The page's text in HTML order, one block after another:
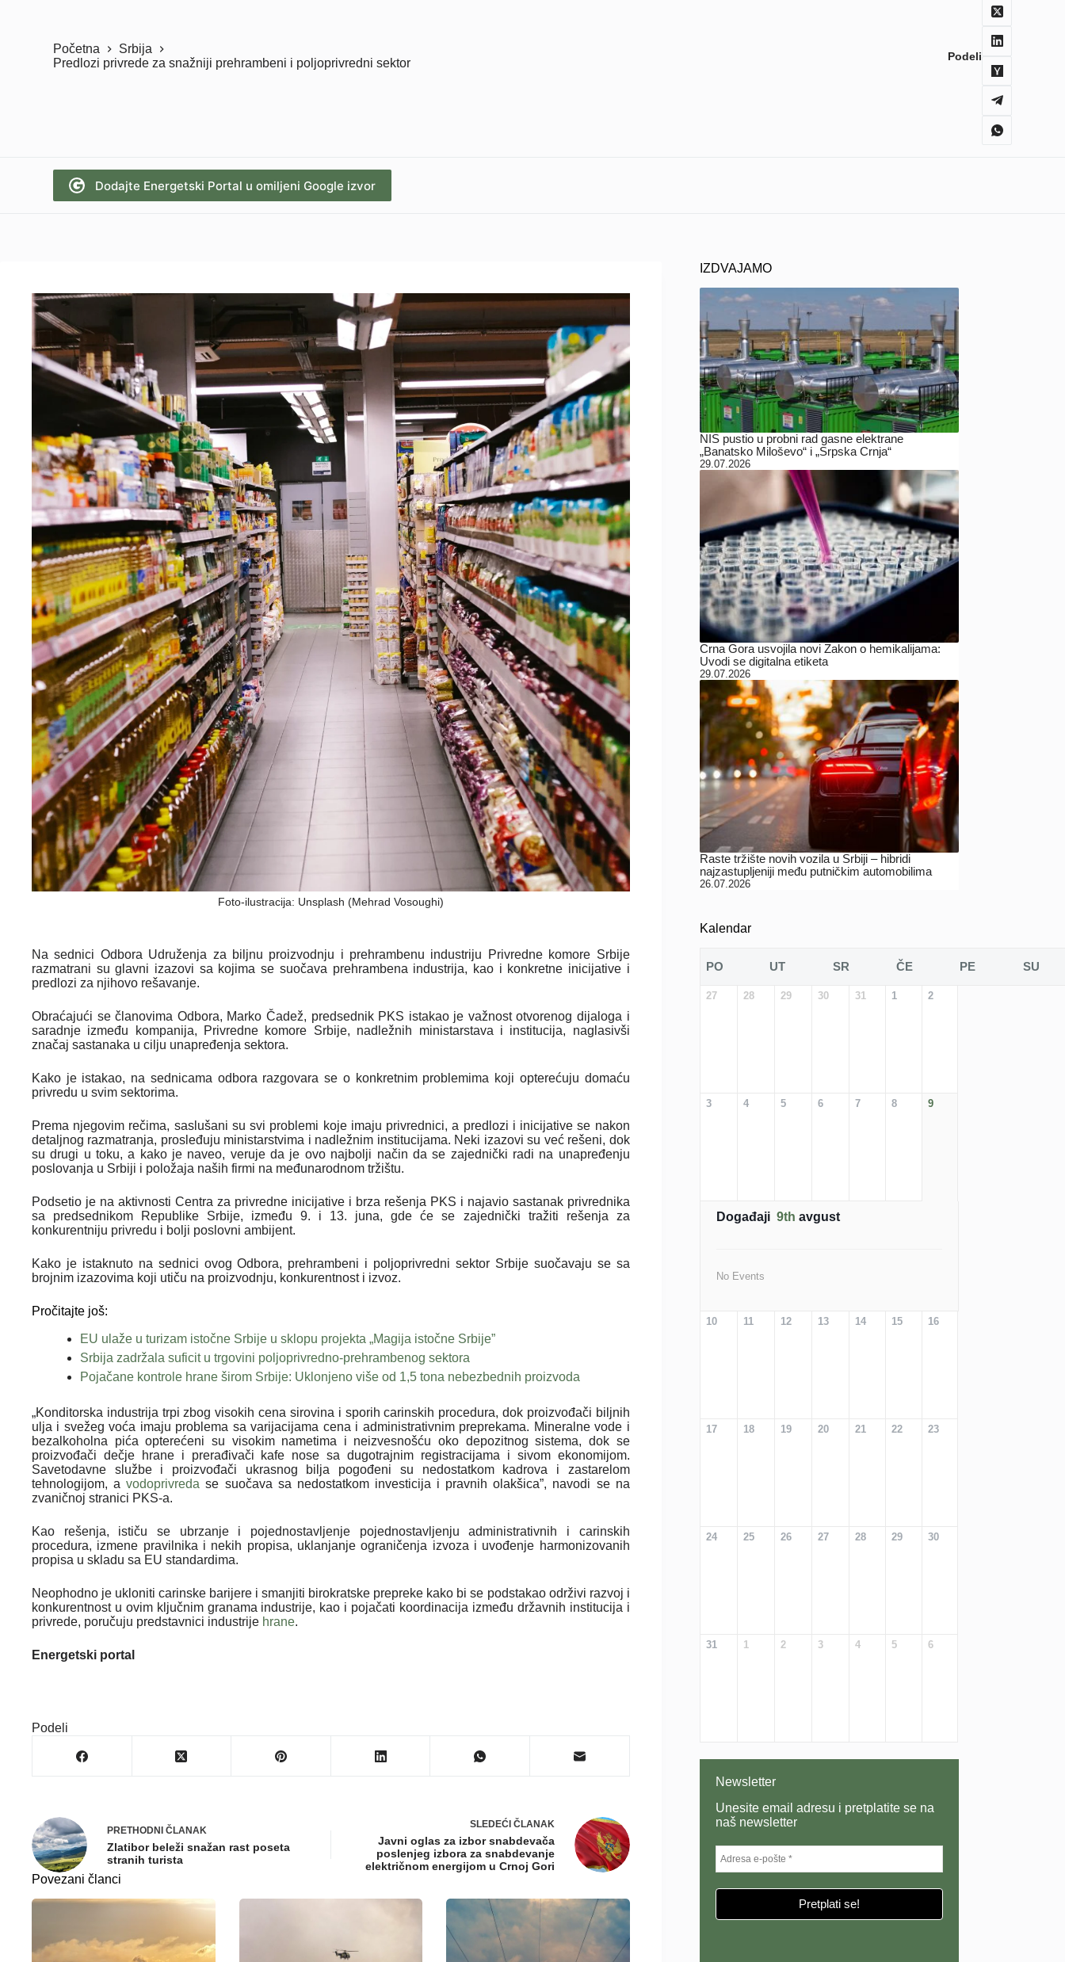
Početna
Srbija
Predlozi privrede za snažniji prehrambeni i poljoprivredni sektor
Podeli
Dodajte Energetski Portal u omiljeni Google izvor
Foto-ilustracija: Unsplash (Mehrad Vosoughi)
Na sednici Odbora Udruženja za biljnu proizvodnju i prehrambenu industriju Privredne komore Srbije
razmatrani su glavni izazovi sa kojima se suočava prehrambena industrija, kao i konkretne inicijative i
predlozi za njihovo rešavanje.
Obraćajući se članovima Odbora, Marko Čadež, predsednik PKS istakao je važnost otvorenog dijaloga i
saradnje između kompanija, Privredne komore Srbije, nadležnih ministarstava i institucija, naglasivši
značaj sastanaka u cilju unapređenja sektora.
Kako je istakao, na sednicama odbora razgovara se o konkretnim problemima koji opterećuju domaću
privredu u svim sektorima.
Prema njegovim rečima, saslušani su svi problemi koje imaju privrednici, a predlozi i inicijative se nakon
detaljnog razmatranja, prosleđuju ministarstvima i nadležnim institucijama. Neki izazovi su već rešeni, dok
su drugi u toku, a kako je naveo, veruje da je ovo najbolji način da se zajednički radi na unapređenju
poslovanja u Srbiji i položaja naših firmi na međunarodnom tržištu.
Podsetio je na aktivnosti Centra za privredne inicijative i brza rešenja PKS i najavio sastanak privrednika
sa predsednikom Republike Srbije, između 9. i 13. juna, gde će se zajednički tražiti rešenja za
konkurentniju privredu i bolji poslovni ambijent.
Kako je istaknuto na sednici ovog Odbora, prehrambeni i poljoprivredni sektor Srbije suočavaju se sa
brojnim izazovima koji utiču na proizvodnju, konkurentnost i izvoz.
Pročitajte još:
EU ulaže u turizam istočne Srbije u sklopu projekta „Magija istočne Srbije”
Srbija zadržala suficit u trgovini poljoprivredno-prehrambenog sektora
Pojačane kontrole hrane širom Srbije: Uklonjeno više od 1,5 tona nebezbednih proizvoda
„Konditorska industrija trpi zbog visokih cena sirovina i sporih carinskih procedura, dok proizvođači biljnih
ulja i svežeg voća imaju problema sa varijacijama cena i administrativnim preprekama. Mineralne vode i
bezalkoholna pića opterećeni su visokim nametima i neizvesnošću oko depozitnog sistema, dok se
proizvođači dečje hrane i prerađivači kafe nose sa dugotrajnim registracijama i sivom ekonomijom.
Savetodavne službe i proizvođači ukrasnog bilja pogođeni su nedostatkom kadrova i zastarelom
tehnologijom, avodoprivreda se suočava sa nedostatkom investicija i pravnih olakšica”, navodi se na
zvaničnoj stranici PKS-a.
Kao rešenja, ističu se ubrzanje i pojednostavljenje pojednostavljenju administrativnih i carinskih
procedura, izmene pravilnika i nekih propisa, uklanjanje ograničenja izvoza i uvođenje harmonizovanih
propisa u skladu sa EU standardima.
Neophodno je ukloniti carinske barijere i smanjiti birokratske prepreke kako bi se podstakao održivi razvoj i
konkurentnost u ovim ključnim granama industrije, kao i pojačati koordinacija između državnih institucija i
privrede, poručuju predstavnici industrije hrane.
Energetski portal
Podeli
PRETHODNI ČLANAK
Zlatibor beleži snažan rast poseta
stranih turista
SLEDEĆI ČLANAK
Javni oglas za izbor snabdevača
poslenjeg izbora za snabdevanje
električnom energijom u Crnoj Gori
Povezani članci
IZDVAJAMO
NIS pustio u probni rad gasne elektrane
„Banatsko Miloševo“ i „Srpska Crnja“
29.07.2026
Crna Gora usvojila novi Zakon o hemikalijama:
Uvodi se digitalna etiketa
29.07.2026
Raste tržište novih vozila u Srbiji – hibridi
najzastupljeniji među putničkim automobilima
26.07.2026
Kalendar
PO UT SR ČE PE SU
27 28 29 30 31 1 2
3 4 5 6 7 8 9
Događaji 9th avgust
No Events
10 11 12 13 14 15 16
17 18 19 20 21 22 23
24 25 26 27 28 29 30
31 1 2 3 4 5 6
Newsletter
Unesite email adresu i pretplatite se na
naš newsletter